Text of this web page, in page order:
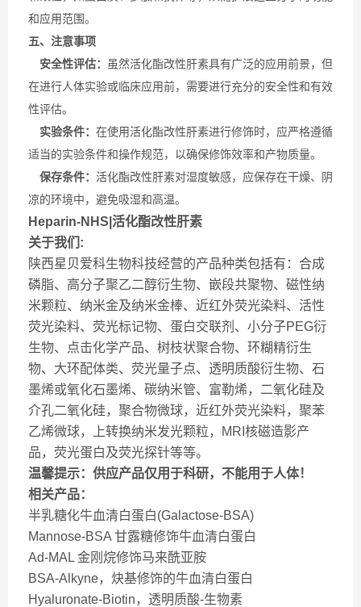
和应用范围。
五、注意事项
安全性评估：
虽然活化酯改性肝素具有广泛的应用前景，但
在进行人体实验或临床应用前，需要进行充分的安全性和有效
性评估。
实验条件： 在使用活化酯改性肝素进行修饰时，应严格遵循
适当的实验条件和操作规范，以确保修饰效率和产物质量。
保存条件： 活化酯改性肝素对湿度敏感，应保存在干燥、阴
凉的环境中，避免吸湿和高温。
Heparin-NHS|活化酯改性肝素
关于我们:
陕西星贝爱科生物科技经营的产品种类包括有：合成
磷脂、高分子聚乙二醇衍生物、嵌段共聚物、磁性纳
米颗粒、纳米金及纳米金棒、近红外荧光染料、活性
荧光染料、荧光标记物、蛋白交联剂、小分子PEG衍
生物、点击化学产品、树枝状聚合物、环糊精衍生
物、大环配体类、荧光量子点、透明质酸衍生物、石
墨烯或氧化石墨烯、碳纳米管、富勒烯，二氧化硅及
介孔二氧化硅，聚合物微球，近红外荧光染料，聚苯
乙烯微球，上转换纳米发光颗粒，MRI核磁造影产
品，荧光蛋白及荧光探针等等。
温馨提示：供应产品仅用于科研，不能用于人体！
相关产品：
半乳糖化牛血清白蛋白(Galactose-BSA)
Mannose-BSA 甘露糖修饰牛血清白蛋白
Ad-MAL 金刚烷修饰马来酰亚胺
BSA-Alkyne，炔基修饰的牛血清白蛋白
Hyaluronate-Biotin，透明质酸-生物素